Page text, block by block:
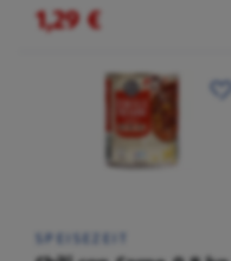
1,29 €
SPEISEZEIT